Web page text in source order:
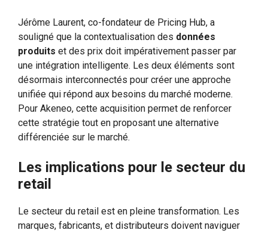
Jérôme Laurent, co-fondateur de Pricing Hub, a
souligné que la contextualisation des données
produits et des prix doit impérativement passer par
une intégration intelligente. Les deux éléments sont
désormais interconnectés pour créer une approche
unifiée qui répond aux besoins du marché moderne.
Pour Akeneo, cette acquisition permet de renforcer
cette stratégie tout en proposant une alternative
différenciée sur le marché.
Les implications pour le secteur du
retail
Le secteur du retail est en pleine transformation. Les
marques, fabricants, et distributeurs doivent naviguer